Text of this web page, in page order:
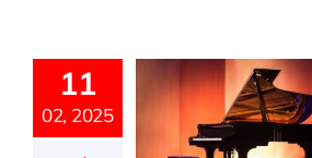
11
02, 2025